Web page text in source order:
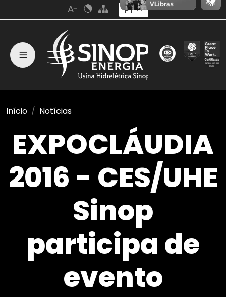
PT
Início Notícias
EXPOCLÁUDIA
2016 - CES/UHE
Sinop
participa de
evento